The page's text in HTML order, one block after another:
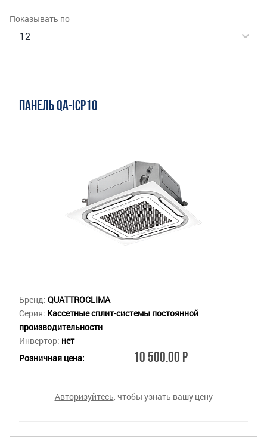
Показывать по
ПАНЕЛЬ QA-ICP10
Бренд: QUATTROCLIMA
Серия: Кассетные сплит-системы постоянной
производительности
Инвертор: нет
Розничная цена:
10 500.00 Р
Авторизуйтесь, чтобы узнать вашу цену